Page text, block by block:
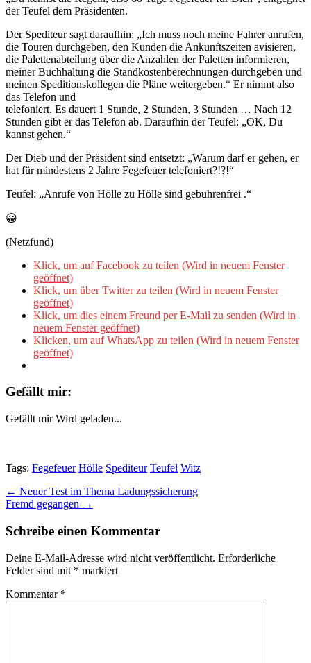
der Teufel dem Präsidenten.
Der Spediteur sagt daraufhin: „Ich muss noch meine Fahrer anrufen,
die Touren durchgeben, den Kunden die Ankunftszeiten avisieren,
die Palettenabteilung über die Anzahlen der Paletten informieren,
meiner Buchhaltung die Standkostenberechnungen durchgeben und
meinen Speditionskollegen die Pläne weitergeben.“ Er nimmt also
das Telefon und
telefoniert. Es dauert 1 Stunde, 2 Stunden, 3 Stunden … Nach 12
Stunden gibt er das Telefon ab. Daraufhin der Teufel: „OK, Du
kannst gehen.“
Der Dieb und der Präsident sind entsetzt: „Warum darf er gehen, er
hat für mindestens 2 Jahre Fegefeuer telefoniert?!?!“
Teufel: „Anrufe von Hölle zu Hölle sind gebührenfrei .“
😀
(Netzfund)
Klick, um auf Facebook zu teilen (Wird in neuem Fenster
geöffnet)
Klick, um über Twitter zu teilen (Wird in neuem Fenster
geöffnet)
Klick, um dies einem Freund per E-Mail zu senden (Wird in
neuem Fenster geöffnet)
Klicken, um auf WhatsApp zu teilen (Wird in neuem Fenster
geöffnet)
Gefällt mir:
Gefällt mir Wird geladen...
Tags: Fegefeuer Hölle Spediteur Teufel Witz
Post
navigation
← Neuer Test im Thema Ladungssicherung
Fremd gegangen →
Schreibe einen Kommentar
Deine E-Mail-Adresse wird nicht veröffentlicht. Erforderliche
Felder sind mit * markiert
Kommentar *